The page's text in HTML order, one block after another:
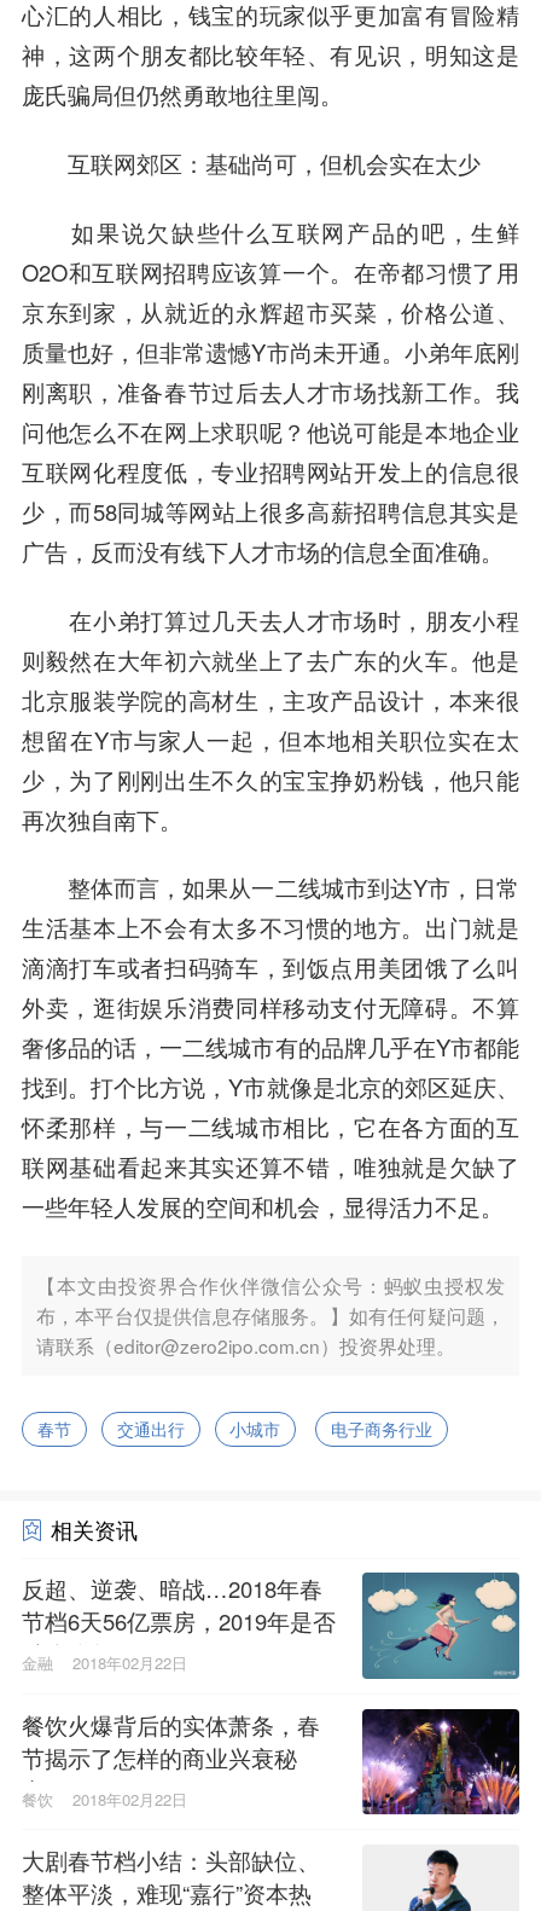
心汇的人相比，钱宝的玩家似乎更加富有冒险精
神，这两个朋友都比较年轻、有见识，明知这是
庞氏骗局但仍然勇敢地往里闯。
互联网郊区：基础尚可，但机会实在太少
如果说欠缺些什么互联网产品的吧，生鲜
O2O和互联网招聘应该算一个。在帝都习惯了用
京东到家，从就近的永辉超市买菜，价格公道、
质量也好，但非常遗憾Y市尚未开通。小弟年底刚
刚离职，准备春节过后去人才市场找新工作。我
问他怎么不在网上求职呢？他说可能是本地企业
互联网化程度低，专业招聘网站开发上的信息很
少，而58同城等网站上很多高薪招聘信息其实是
广告，反而没有线下人才市场的信息全面准确。
在小弟打算过几天去人才市场时，朋友小程
则毅然在大年初六就坐上了去广东的火车。他是
北京服装学院的高材生，主攻产品设计，本来很
想留在Y市与家人一起，但本地相关职位实在太
少，为了刚刚出生不久的宝宝挣奶粉钱，他只能
再次独自南下。
整体而言，如果从一二线城市到达Y市，日常
生活基本上不会有太多不习惯的地方。出门就是
滴滴打车或者扫码骑车，到饭点用美团饿了么叫
外卖，逛街娱乐消费同样移动支付无障碍。不算
奢侈品的话，一二线城市有的品牌几乎在Y市都能
找到。打个比方说，Y市就像是北京的郊区延庆、
怀柔那样，与一二线城市相比，它在各方面的互
联网基础看起来其实还算不错，唯独就是欠缺了
一些年轻人发展的空间和机会，显得活力不足。
【本文由投资界合作伙伴微信公众号：蚂蚁虫授权发
布，本平台仅提供信息存储服务。】如有任何疑问题，
请联系（editor@zero2ipo.com.cn）投资界处理。
春节 交通出行 小城市 电子商务行业
相关资讯
反超、逆袭、暗战…2018年春
节档6天56亿票房，2019年是否
精彩依然？
金融 2018年02月22日
餐饮火爆背后的实体萧条，春
节揭示了怎样的商业兴衰秘
密？
餐饮 2018年02月22日
大剧春节档小结：头部缺位、
整体平淡，难现“嘉行”资本热